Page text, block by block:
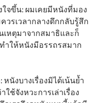
ใจขึ้น: ผมเคยมีหนังที่มอง
วรเวลากลางดึกกลับรู้สึก
หตุมาจากสมาธิและก็
ำให้หนังมีอรรถรสมาก
หนังบางเรื่องมิได้เน้นย้ำ
ช้จังหวะการเล่าเรื่อง